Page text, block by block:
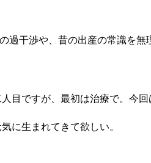
過干渉や、昔の出産の常識を
目ですが、最初は治療で。今
に生まれてきて欲しい。